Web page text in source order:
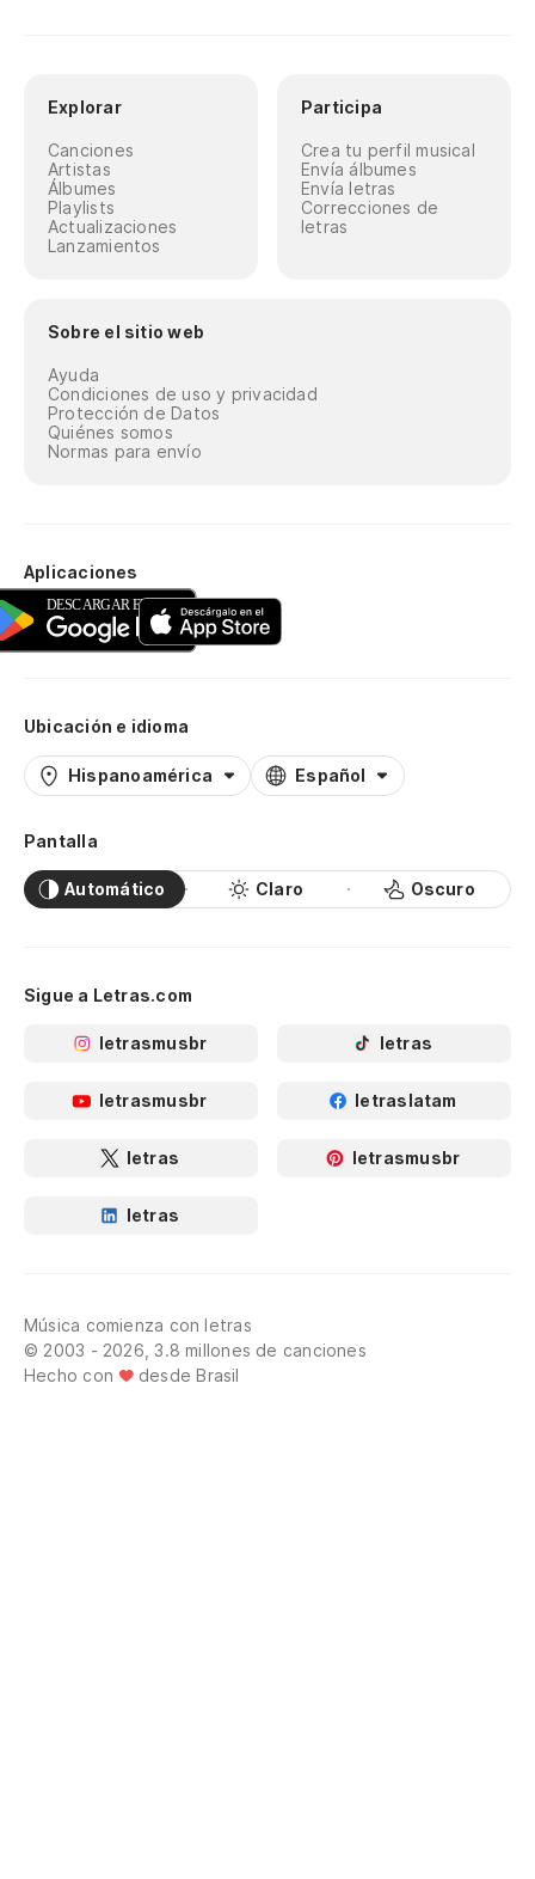
Explorar
Canciones
Artistas
Álbumes
Playlists
Actualizaciones
Lanzamientos
Participa
Crea tu perfil musical
Envía álbumes
Envía letras
Correcciones de
letras
Sobre el sitio web
Ayuda
Condiciones de uso y privacidad
Protección de Datos
Quiénes somos
Normas para envío
Aplicaciones
Ubicación e idioma
Hispanoamérica Español
Pantalla
Automático Claro Oscuro
Sigue a Letras.com
letrasmusbr letras
letrasmusbr letraslatam
letras letrasmusbr
letras
Música comienza con letras
© 2003 - 2026, 3.8 millones de canciones
Hecho con
desde Brasil